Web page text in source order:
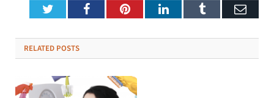
TwitterFacebookPinterestLinkedInTumblr
RELATED POSTS